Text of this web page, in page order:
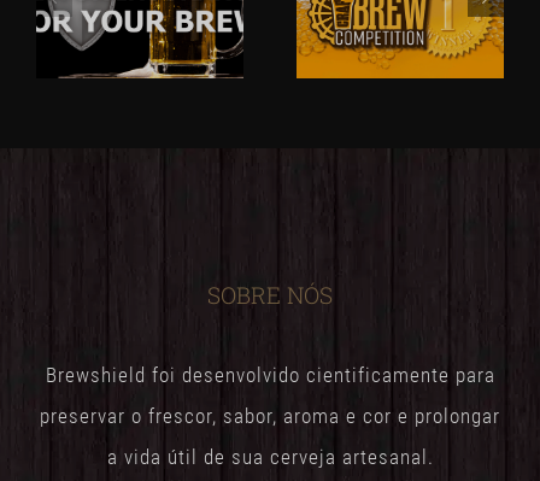
SOBRE NÓS
Brewshield foi desenvolvido cientificamente para
preservar o frescor, sabor, aroma e cor e prolongar
a vida útil de sua cerveja artesanal.